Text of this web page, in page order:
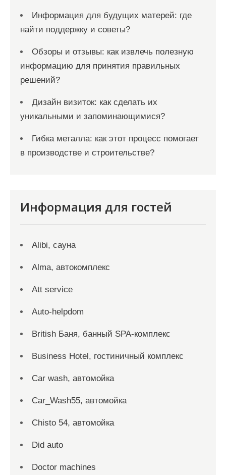
Информация для будущих матерей: где
найти поддержку и советы?
Обзоры и отзывы: как извлечь полезную
информацию для принятия правильных
решений?
Дизайн визиток: как сделать их
уникальными и запоминающимися?
Гибка металла: как этот процесс помогает
в производстве и строительстве?
Информация для гостей
Alibi, сауна
Alma, автокомплекс
Att service
Auto-helpdom
British Баня, банный SPA-комплекс
Business Hotel, гостиничный комплекс
Car wash, автомойка
Car_Wash55, автомойка
Chisto 54, автомойка
Did auto
Doctor machines